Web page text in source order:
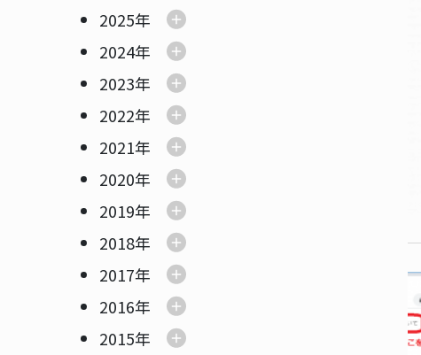
2025年
2024年
2023年
2022年
2021年
2020年
2019年
2018年
2017年
2016年
2015年